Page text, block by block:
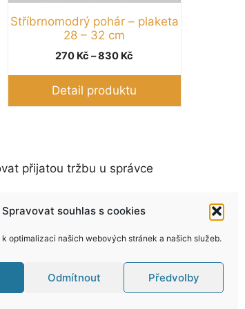
Spravovat souhlas s cookies
optimalizaci našich webových stránek a našich služeb.
Odmítnout Předvolby
Stříbrnomodrý pohár – plaketa
28 – 32 cm
270 Kč –830 Kč
až
Detail produktu
přijatou tržbu u správce